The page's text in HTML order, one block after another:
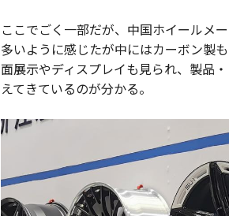
ここでごく一部だが、中国ホイールメ
多いように感じたが中にはカーボン製
面展示やディスプレイも見られ、製品
えてきているのが分かる。